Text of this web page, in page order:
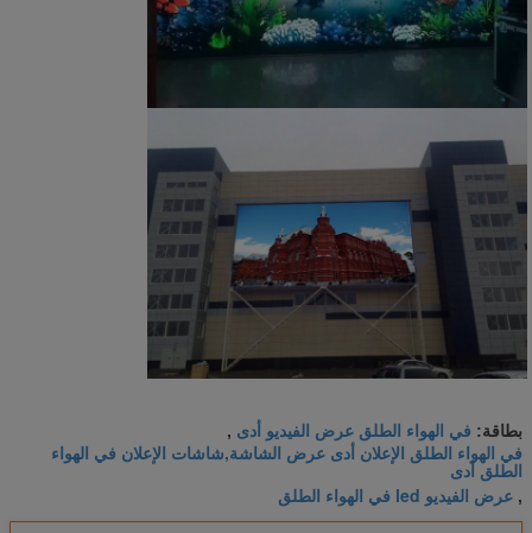
بطاقة: في الهواء الطلق عرض الفيديو أدى ,
في الهواء الطلق الإعلان أدى عرض الشاشة,شاشات الإعلان في الهواء
الطلق أدى
, عرض الفيديو led في الهواء الطلق